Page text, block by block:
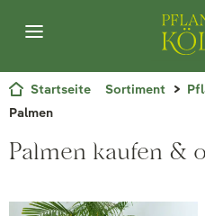
Startseite Sortiment
Palmen
Palmen kaufen &